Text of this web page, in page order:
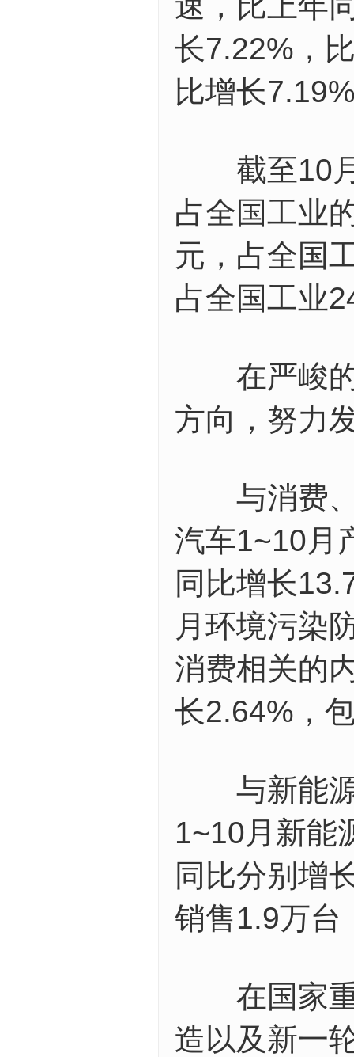
长7.22%，
比增长
截至10月
占全国工业
元，占全国
占全国工业
在严峻的
方向，努力
与消费、
汽车1~10月
同比增长
月环境污染
消费相关的
长2.64%，
与新能源
1~10月新能
同比分别增
销售1.9万台
在国家重
造以及新一